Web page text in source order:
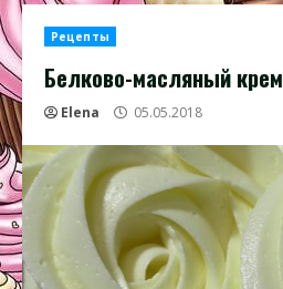
Рецепты
Белково-масляный крем
Elena 05.05.2018